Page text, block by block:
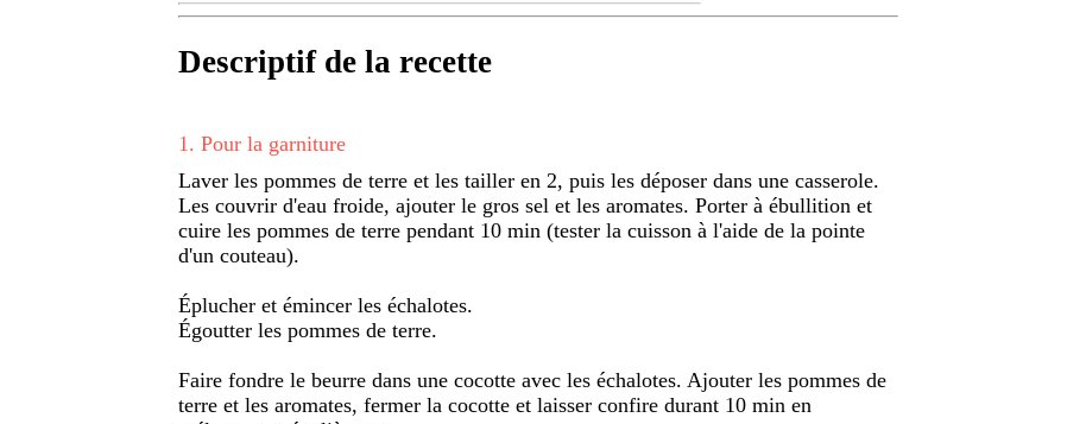
Descriptif de la recette
1 . Pour la garniture
Laver les pommes de terre et les tailler en 2, puis les déposer dans une casserole.
Les couvrir d'eau froide, ajouter le gros sel et les aromates. Porter à ébullition et
cuire les pommes de terre pendant 10 min (tester la cuisson à l'aide de la pointe
d'un couteau).
Éplucher et émincer les échalotes.
Égoutter les pommes de terre.
Faire fondre le beurre dans une cocotte avec les échalotes. Ajouter les pommes de
terre et les aromates, fermer la cocotte et laisser confire durant 10 min en